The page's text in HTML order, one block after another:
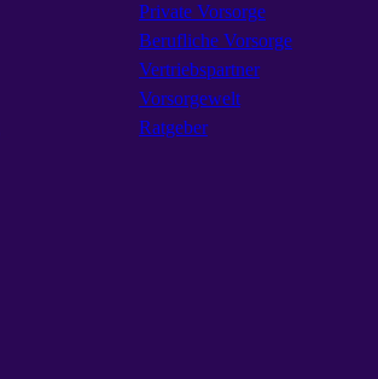
Private Vorsorge
Berufliche Vorsorge
Vertriebspartner
Vorsorgewelt
Ratgeber